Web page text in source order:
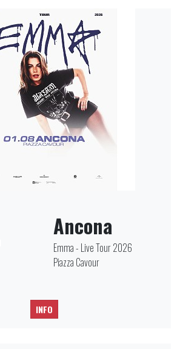
Ancona
Emma - Live Tour 2026
Piazza Cavour
INFO